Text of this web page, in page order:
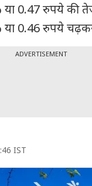
0.47 रुपये की
या 0.46 रुपये
ADVERTISEMENT
IST